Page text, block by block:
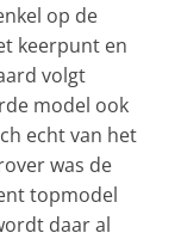
op de
keerpunt en
volgt
model ook
echt van het
was de
topmodel
daar al